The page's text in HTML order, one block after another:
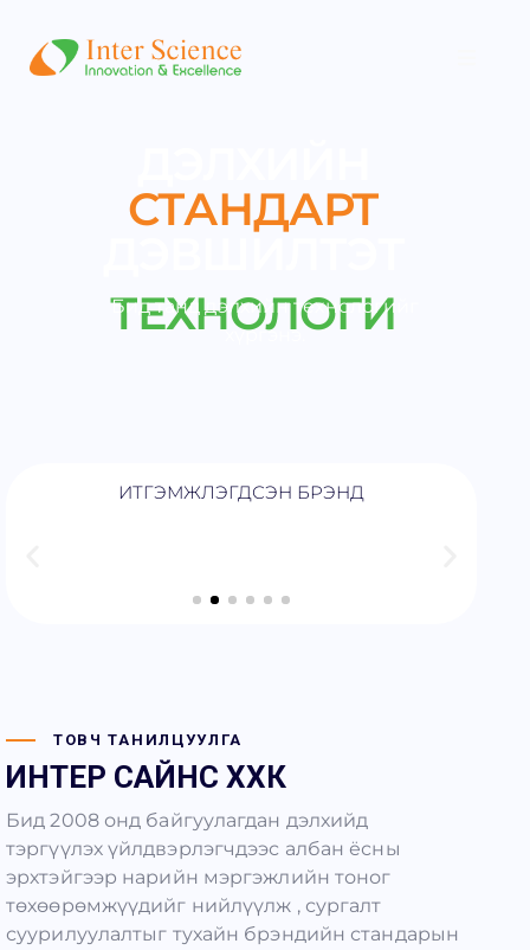
СТАНДАРТ
ТЕХНОЛОГИ
Бид танд дэлхийн технологийг
хүргэнэ.
ИТГЭМЖЛЭГДСЭН БРЭНД
ТОВЧ ТАНИЛЦУУЛГА
ИНТЕР САЙНС ХХК
Бид 2008 онд байгуулагдан дэлхийд
тэргүүлэх үйлдвэрлэгчдээс албан ёсны
эрхтэйгээр нарийн мэргэжлийн тоног
төхөөрөмжүүдийг нийлүүлж , сургалт
суурилуулалтыг тухайн брэндийн стандарын